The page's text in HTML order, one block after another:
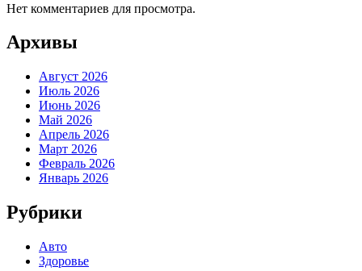
Нет комментариев для просмотра.
Архивы
Август 2026
Июль 2026
Июнь 2026
Май 2026
Апрель 2026
Март 2026
Февраль 2026
Январь 2026
Рубрики
Авто
Здоровье